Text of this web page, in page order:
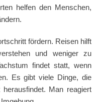
helfen den Menschen,
fördern. Reisen hilft
und weniger zu
findet statt, wenn
Es gibt viele Dinge, die
Man reagiert